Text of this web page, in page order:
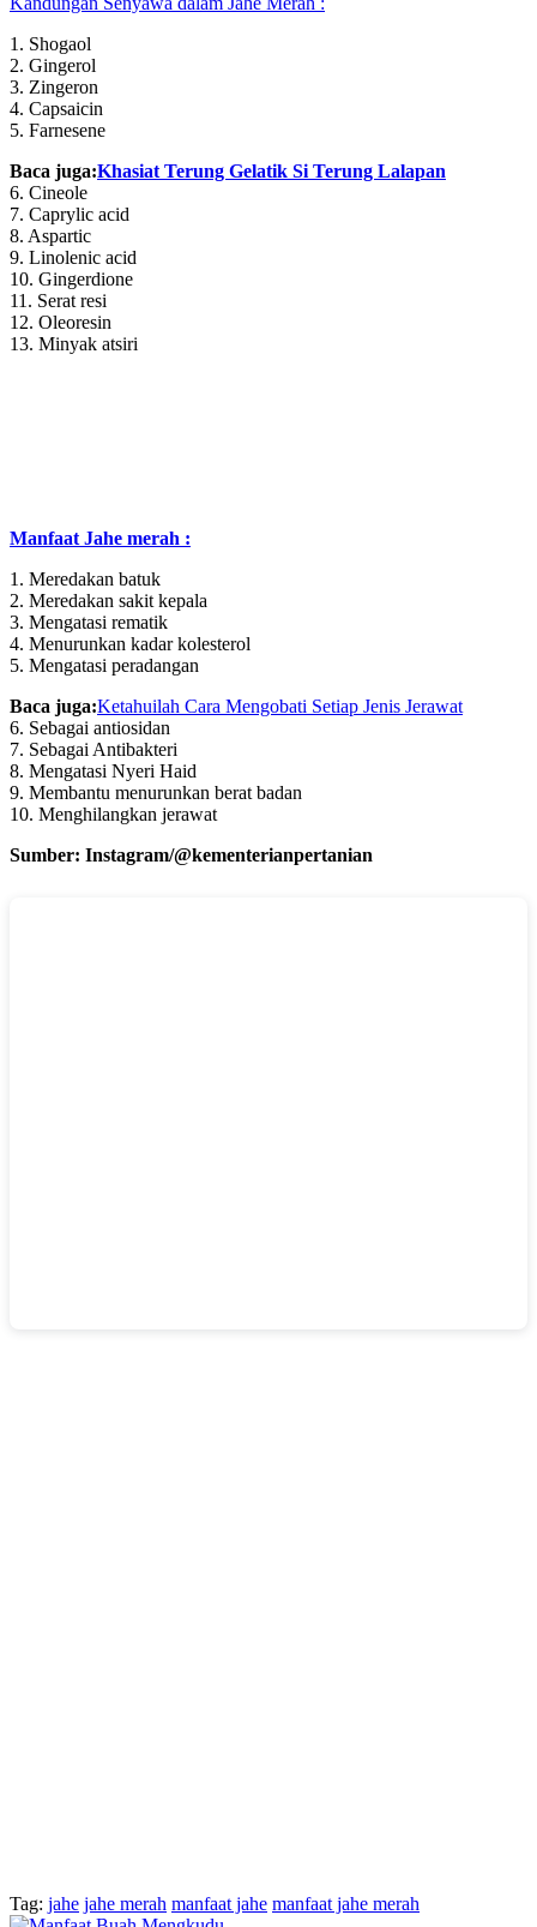
1. Shogaol
2. Gingerol
3. Zingeron
4. Capsaicin
5. Farnesene
Baca juga:Khasiat Terung Gelatik Si Terung Lalapan
6. Cineole
7. Caprylic acid
8. Aspartic
9. Linolenic acid
10. Gingerdione
11. Serat resi
12. Oleoresin
13. Minyak atsiri
Manfaat Jahe merah :
1. Meredakan batuk
2. Meredakan sakit kepala
3. Mengatasi rematik
4. Menurunkan kadar kolesterol
5. Mengatasi peradangan
Baca juga:Ketahuilah Cara Mengobati Setiap Jenis Jerawat
6. Sebagai antiosidan
7. Sebagai Antibakteri
8. Mengatasi Nyeri Haid
9. Membantu menurunkan berat badan
10. Menghilangkan jerawat
Sumber: Instagram/@kementerianpertanian
Tag: jahe jahe merah manfaat jahe manfaat jahe merah